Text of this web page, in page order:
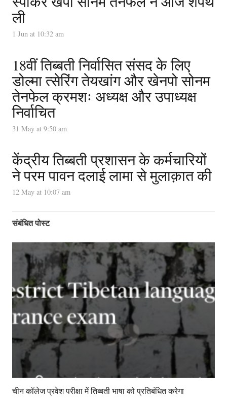
ली
1 Jun at 10:32 am
18वीं तिब्बती निर्वासित संसद के लिए
डोल्मा त्सेरिंग तेयखांग और खेनपो सोनम
तेनफेल क्रमशः अध्यक्ष और उपाध्यक्ष
निर्वाचित
31 May at 9:50 am
केंद्रीय तिब्बती प्रशासन के कर्मचारियों
ने परम पावन दलाई लामा से मुलाक़ात की
12 May at 10:07 am
संबंधित पोस्ट
चीन कॉलेज प्रवेश परीक्षा में तिब्बती भाषा को प्रतिबंधित करेगा